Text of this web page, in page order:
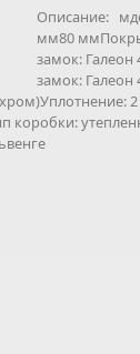
Описание:
мм80
замок: Галеон
замок: Галеон
коробки: